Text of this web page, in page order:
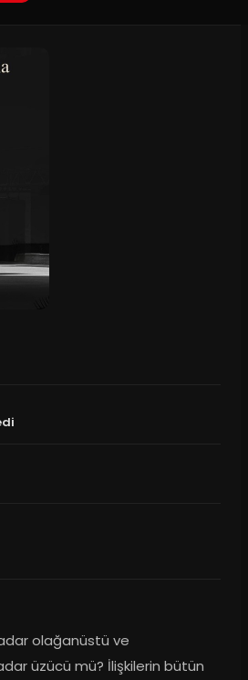
olağanüstü ve
üzücü mü? İlişkilerin bütün